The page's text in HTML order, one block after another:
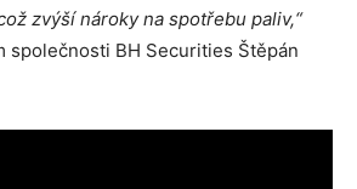
zvýší nároky na spotřebu paliv,“
společnosti BH Securities Štěpán